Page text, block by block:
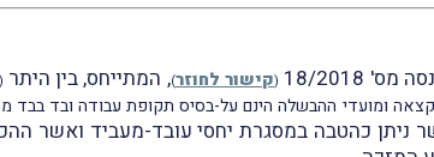
(קישור לחוזר), המתייחס, בין היתר
ומועדי ההבשלה הינם על-בסיס תקופת עבודה ובד בבד
ניתן כהטבה במסגרת יחסי עובד-מעביד ואשר